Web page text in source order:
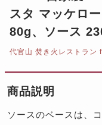
スタ マッケロ
80g、ソース
代官山 焚き火レストラン
商品説明
ソースのベースは、